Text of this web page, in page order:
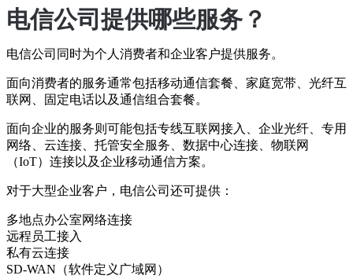
电信公司提供哪些服务？
电信公司同时为个人消费者和企业客户提供服务。
面向消费者的服务通常包括移动通信套餐、家庭宽带、光纤互
联网、固定电话以及通信组合套餐。
面向企业的服务则可能包括专线互联网接入、企业光纤、专用
网络、云连接、托管安全服务、数据中心连接、物联网
（IoT）连接以及企业移动通信方案。
对于大型企业客户，电信公司还可提供：
多地点办公室网络连接
远程员工接入
私有云连接
SD-WAN（软件定义广域网）